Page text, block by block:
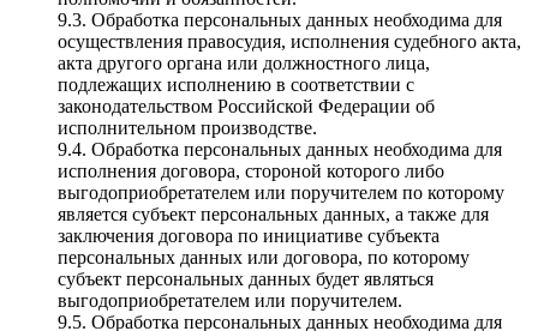
9.3. Обработка персональных данных необходима для
осуществления правосудия, исполнения судебного акта,
акта другого органа или должностного лица,
подлежащих исполнению в соответствии с
законодательством Российской Федерации об
исполнительном производстве.
9.4. Обработка персональных данных необходима для
исполнения договора, стороной которого либо
выгодоприобретателем или поручителем по которому
является субъект персональных данных, а также для
заключения договора по инициативе субъекта
персональных данных или договора, по которому
субъект персональных данных будет являться
выгодоприобретателем или поручителем.
9.5. Обработка персональных данных необходима для